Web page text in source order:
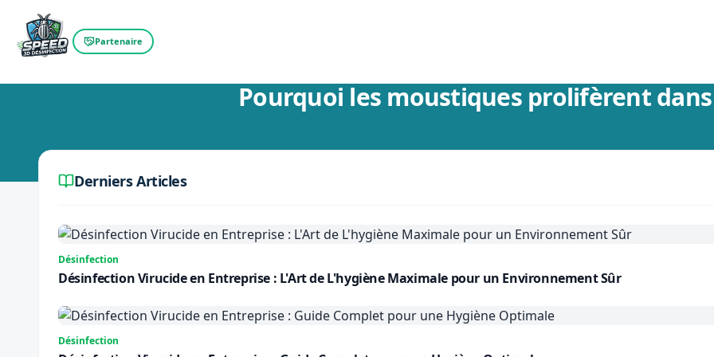
Partenaire
Retour au blog
Pourquoi les moustiques prolifèrent
Derniers Articles
Désinfection
Désinfection Virucide en Entreprise : L'Art de L'hygiène Maximale pour un Environnement Sûr
Désinfection